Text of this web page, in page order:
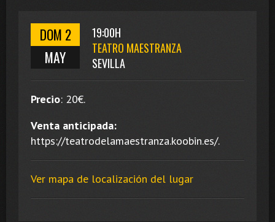
DOM 2
MAY
19:00H
TEATRO MAESTRANZA
SEVILLA
Precio: 20€.
Venta anticipada:
https://teatrodelamaestranza.koobin.es/.
Ver mapa de localización del lugar